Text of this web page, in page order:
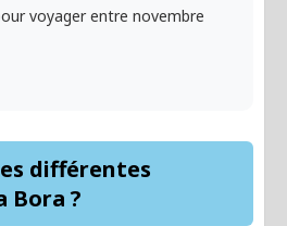
voyager entre novembre
différentes
Bora ?